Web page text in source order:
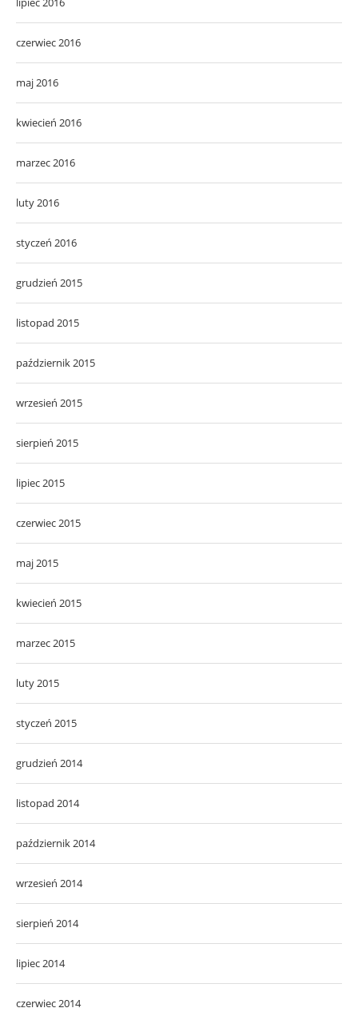
czerwiec 2016
maj 2016
kwiecień 2016
marzec 2016
luty 2016
styczeń 2016
grudzień 2015
listopad 2015
październik 2015
wrzesień 2015
sierpień 2015
lipiec 2015
czerwiec 2015
maj 2015
kwiecień 2015
marzec 2015
luty 2015
styczeń 2015
grudzień 2014
listopad 2014
październik 2014
wrzesień 2014
sierpień 2014
lipiec 2014
czerwiec 2014